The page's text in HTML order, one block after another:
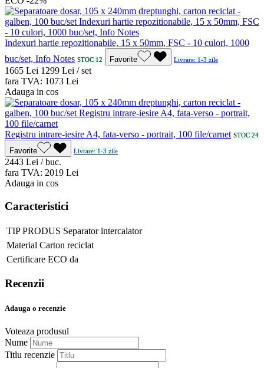
Indexuri hartie repozitionabile, 15 x 50mm, FSC - 10 culori, 1000
buc/set, Info Notes STOC 12 Favorite Livrare: 1-3 zile
1665 Lei 1299 Lei / set
fara TVA: 1073 Lei
Adauga in cos
Registru intrare-iesire A4, fata-verso - portrait, 100 file/carnet STOC 24
Favorite Livrare: 1-3 zile
2443 Lei / buc.
fara TVA: 2019 Lei
Adauga in cos
Caracteristici
TIP PRODUS Separator intercalator
Material Carton reciclat
Certificare ECO da
Recenzii
Adauga o recenzie
Voteaza produsul
Nume
Titlu recenzie